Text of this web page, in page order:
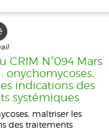
CRIM N°094 Mars
onychomycoses,
indications des
systémiques
maîtriser les
des traitements